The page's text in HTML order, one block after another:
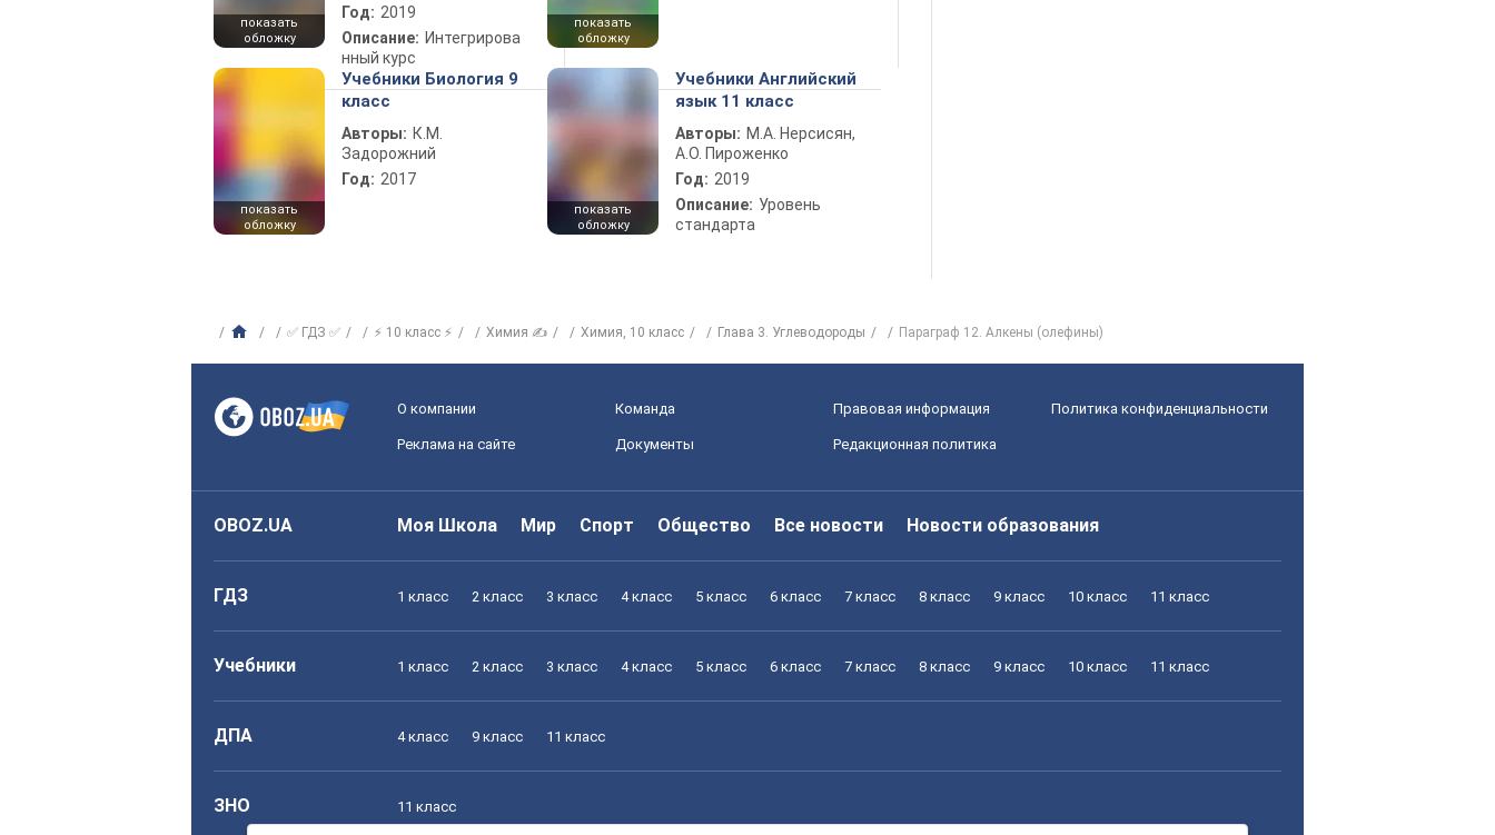
показать
обложку
Год: 2019
Описание: Интегрирова
нный курс
показать
обложку
показать
обложку
Учебники Биология 9
класс
Авторы: К.М.
Задорожний
Год: 2017
показать
обложку
Учебники Английский
язык 11 класс
Авторы: М.А. Нерсисян,
А.О. Пироженко
Год: 2019
Описание: Уровень
стандарта
✅ ГДЗ ✅ ⚡ 10 класс ⚡ Химия ✍ Химия, 10 класс Глава 3. Углеводороды Параграф 12. Алкены (олефины)
О компании Команда Правовая информация Политика конфиденциальности
Реклама на сайте Документы Редакционная политика
OBOZ.UA Моя Школа Мир Спорт Общество Все новости Новости образования
ГДЗ 1 класс 2 класс 3 класс 4 класс 5 класс 6 класс 7 класс 8 класс 9 класс 10 класс 11 класс
Учебники 1 класс 2 класс 3 класс 4 класс 5 класс 6 класс 7 класс 8 класс 9 класс 10 класс 11 класс
ДПА 4 класс 9 класс 11 класс
ЗНО 11 класс